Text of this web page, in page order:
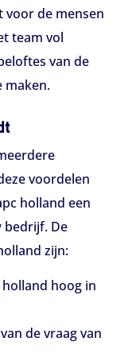
voor de mensen
team vol
van de
maken.
voordelen
holland een
bedrijf. De
zijn:
hoog in
de vraag van